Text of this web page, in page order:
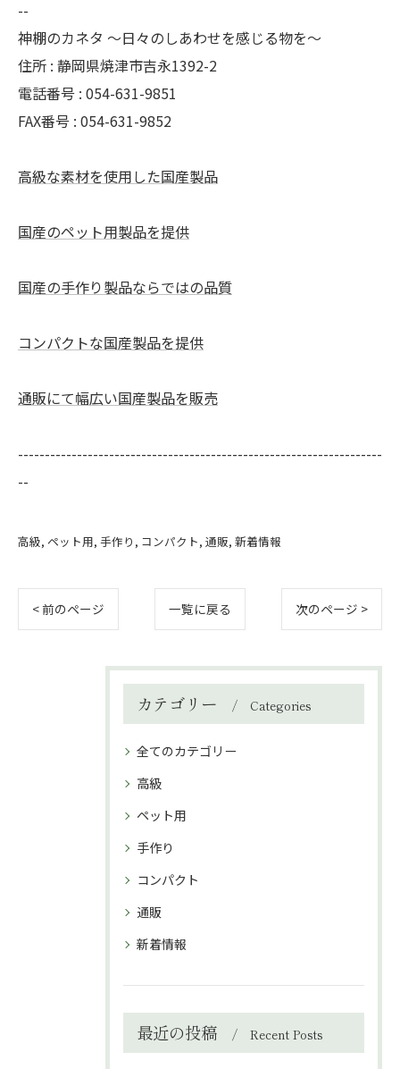
--
神棚のカネタ ～日々のしあわせを感じる物を～
住所 : 静岡県焼津市吉永1392-2
電話番号 : 054-631-9851
FAX番号 : 054-631-9852
高級な素材を使用した国産製品
国産のペット用製品を提供
国産の手作り製品ならではの品質
コンパクトな国産製品を提供
通販にて幅広い国産製品を販売
--------------------------------------------------------------------
--
高級 ペット用 手作り コンパクト 通販 新着情報
< 前のページ 一覧に戻る 次のページ >
カテゴリー Categories
全てのカテゴリー
高級
ペット用
手作り
コンパクト
通販
新着情報
最近の投稿 Recent Posts